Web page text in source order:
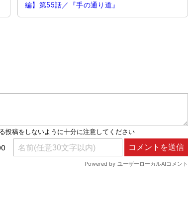
編】第55話／『手の通り道』